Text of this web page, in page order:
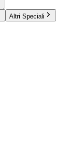
Altri Speciali